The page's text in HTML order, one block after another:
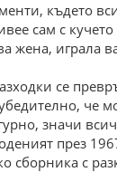
където
сам с
жена, играла
се
че
значи
през
сборника с